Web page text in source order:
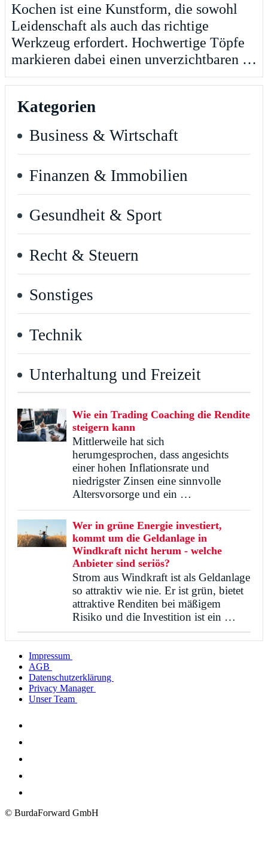
Kochen ist eine Kunstform, die sowohl
Leidenschaft als auch das richtige
Werkzeug erfordert. Hochwertige Töpfe
markieren dabei einen unverzichtbaren …
Kategorien
Business & Wirtschaft
Finanzen & Immobilien
Gesundheit & Sport
Recht & Steuern
Sonstiges
Technik
Unterhaltung und Freizeit
Wie ein Trading Coaching die Rendite
steigern kann
Mittlerweile hat sich
herumgesprochen, dass angesichts
einer hohen Inflationsrate und
niedrigster Zinsen eine sinnvolle
Altersvorsorge und ein …
Wer in grüne Energie investiert,
kommt um die Geldanlage in
Windkraft nicht herum - welche
Anbieter sind seriös?
Strom aus Windkraft ist als Geldanlage
so attraktiv wie nie. Er ist grün, bietet
attraktive Renditen bei mäßigem
Risiko und die Investition ist ein …
Impressum
AGB
Datenschutzerklärung
Privacy Manager
Unser Team
© BurdaForward GmbH